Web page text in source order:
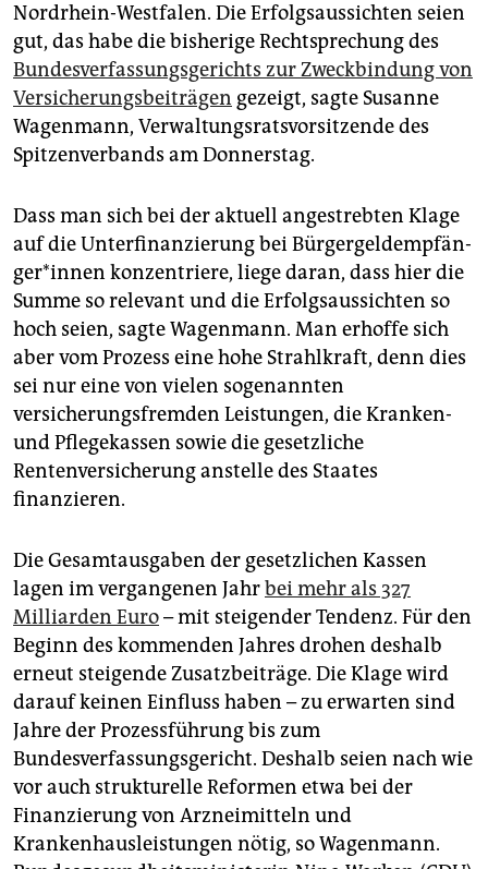
Nordrhein-Westfalen. Die Erfolgsaussichten seien
gut, das habe die bisherige Rechtsprechung des
Bundesverfassungsgerichts zur Zweckbindung von
Versicherungsbeiträgen gezeigt, sagte Susanne
Wagenmann, Verwaltungsratsvorsitzende des
Spitzenverbands am Donnerstag.
Dass man sich bei der aktuell angestrebten Klage
auf die Unterfinanzierung bei Bür­ger­geld­emp­fän­
ge­r*in­nen konzentriere, liege daran, dass hier die
Summe so relevant und die Erfolgsaussichten so
hoch seien, sagte Wagenmann. Man erhoffe sich
aber vom Prozess eine hohe Strahlkraft, denn dies
sei nur eine von vielen sogenannten
versicherungsfremden Leistungen, die Kranken-
und Pflegekassen sowie die gesetzliche
Rentenversicherung anstelle des Staates
finanzieren.
Die Gesamtausgaben der gesetzlichen Kassen
lagen im vergangenen Jahrbei mehr als 327
Milliarden Euro– mit steigender Tendenz. Für den
Beginn des kommenden Jahres drohen deshalb
erneut steigende Zusatzbeiträge. Die Klage wird
darauf keinen Einfluss haben – zu erwarten sind
Jahre der Prozessführung bis zum
Bundesverfassungsgericht. Deshalb seien nach wie
vor auch strukturelle Reformen etwa bei der
Finanzierung von Arzneimitteln und
Krankenhausleistungen nötig, so Wagenmann.